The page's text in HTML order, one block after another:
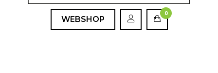
WEBSHOP
0